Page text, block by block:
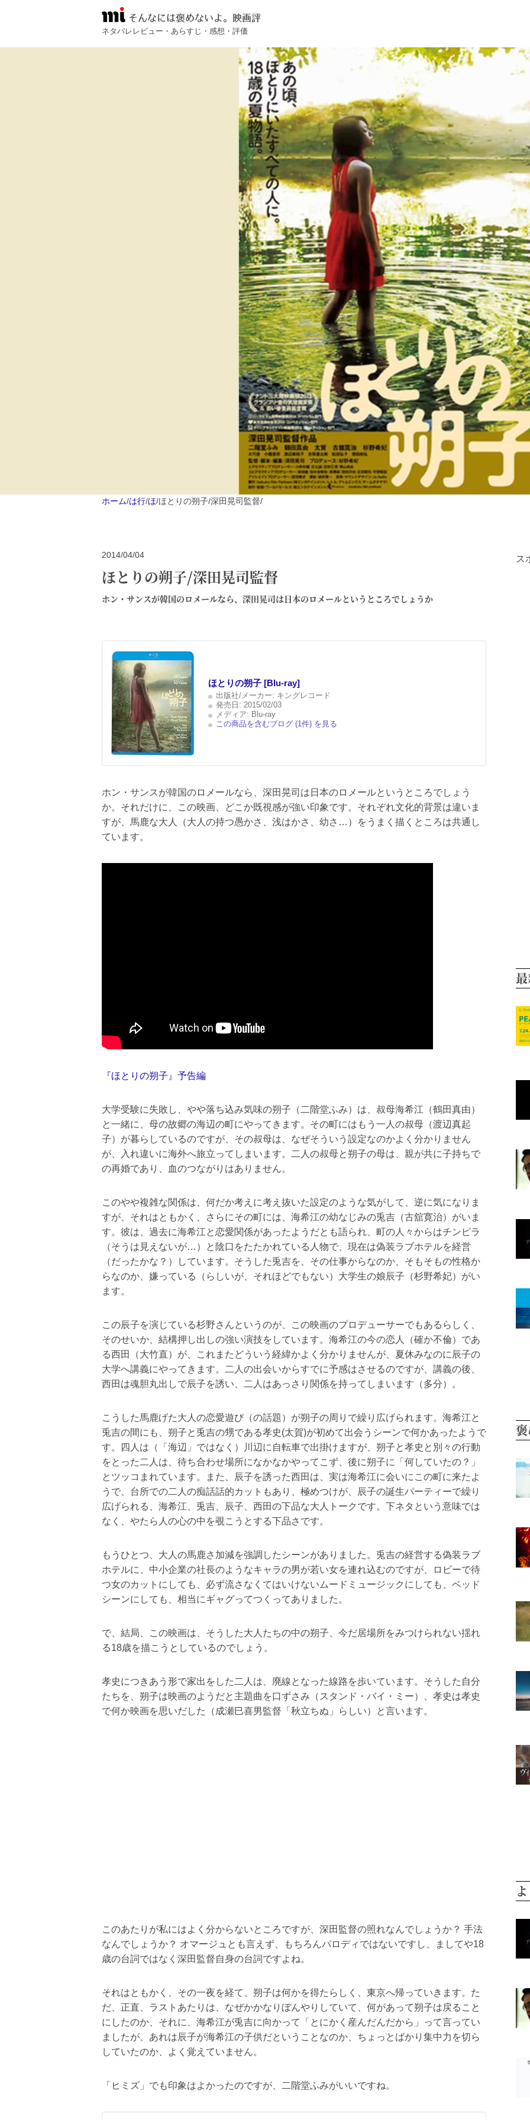
そんなには褒めないよ。映画評
ネタバレレビュー・あらすじ・感想・評価
ホーム/は行/ほ/ほとりの朔子/深田晃司監督/
2014/04/04
ほとりの朔子/深田晃司監督
ホン・サンスが韓国のロメールなら、深田晃司は日本のロメールというところでしょうか
ほとりの朔子 [Blu-ray]
出版社/メーカー: キングレコード
発売日: 2015/02/03
メディア: Blu-ray
この商品を含むブログ (1件) を見る
ホン・サンスが韓国のロメールなら、深田晃司は日本のロメールというところでしょう
か。それだけに、この映画、どこか既視感が強い印象です。それぞれ文化的背景は違いま
すが、馬鹿な大人（大人の持つ愚かさ、浅はかさ、幼さ…）をうまく描くところは共通し
ています。
『ほとりの朔子』予告編
大学受験に失敗し、やや落ち込み気味の朔子（二階堂ふみ）は、叔母海希江（鶴田真由）
と一緒に、母の故郷の海辺の町にやってきます。その町にはもう一人の叔母（渡辺真起
子）が暮らしているのですが、その叔母は、なぜそういう設定なのかよく分かりません
が、入れ違いに海外へ旅立ってしまいます。二人の叔母と朔子の母は、親が共に子持ちで
の再婚であり、血のつながりはありません。
このやや複雑な関係は、何だか考えに考え抜いた設定のような気がして、逆に気になりま
すが、それはともかく、さらにその町には、海希江の幼なじみの兎吉（古舘寛治）がいま
す。彼は、過去に海希江と恋愛関係があったようだとも語られ、町の人々からはチンピラ
（そうは見えないが…）と陰口をたたかれている人物で、現在は偽装ラブホテルを経営
（だったかな？）しています。そうした兎吉を、その仕事からなのか、そもそもの性格か
らなのか、嫌っている（らしいが、それほどでもない）大学生の娘辰子（杉野希妃）がい
ます。
この辰子を演じている杉野さんというのが、この映画のプロデューサーでもあるらしく、
そのせいか、結構押し出しの強い演技をしています。海希江の今の恋人（確か不倫）であ
る西田（大竹直）が、これまたどういう経緯かよく分かりませんが、夏休みなのに辰子の
大学へ講義にやってきます。二人の出会いからすでに予感はさせるのですが、講義の後、
西田は魂胆丸出しで辰子を誘い、二人はあっさり関係を持ってしまいます（多分）。
こうした馬鹿げた大人の恋愛遊び（の話題）が朔子の周りで繰り広げられます。海希江と
兎吉の間にも、朔子と兎吉の甥である孝史(太賀)が初めて出会うシーンで何かあったようで
す。四人は（「海辺」ではなく）川辺に自転車で出掛けますが、朔子と孝史と別々の行動
をとった二人は、待ち合わせ場所になかなかやってこず、後に朔子に「何していたの？」
とツッコまれています。また、辰子を誘った西田は、実は海希江に会いにこの町に来たよ
うで、台所での二人の痴話話的カットもあり、極めつけが、辰子の誕生パーティーで繰り
広げられる、海希江、兎吉、辰子、西田の下品な大人トークです。下ネタという意味では
なく、やたら人の心の中を覗こうとする下品さです。
もうひとつ、大人の馬鹿さ加減を強調したシーンがありました。兎吉の経営する偽装ラブ
ホテルに、中小企業の社長のようなキャラの男が若い女を連れ込むのですが、ロビーで待
つ女のカットにしても、必ず流さなくてはいけないムードミュージックにしても、ベッド
シーンにしても、相当にギャグってつくってありました。
で、結局、この映画は、そうした大人たちの中の朔子、今だ居場所をみつけられない揺れ
る18歳を描こうとしているのでしょう。
孝史につきあう形で家出をした二人は、廃線となった線路を歩いています。そうした自分
たちを、朔子は映画のようだと主題曲を口ずさみ（スタンド・バイ・ミー）、孝史は孝史
で何か映画を思いだした（成瀬巳喜男監督「秋立ちぬ」らしい）と言います。
このあたりが私にはよく分からないところですが、深田監督の照れなんでしょうか？ 手法
なんでしょうか？ オマージュとも言えず、もちろんパロディではないですし、ましてや18
歳の台詞ではなく深田監督自身の台詞ですよね。
それはともかく、その一夜を経て、朔子は何かを得たらしく、東京へ帰っていきます。た
だ、正直、ラストあたりは、なぜかかなりぼんやりしていて、何があって朔子は戻ること
にしたのか、それに、海希江が兎吉に向かって「とにかく産んだんだから」って言ってい
ましたが、あれは辰子が海希江の子供だということなのか、ちょっとばかり集中力を切ら
していたのか、よく覚えていません。
「ヒミズ」でも印象はよかったのですが、二階堂ふみがいいですね。
ス